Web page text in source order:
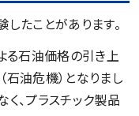
たことがあります。
石油価格の引き上
油危機）となりまし
、プラスチック製品